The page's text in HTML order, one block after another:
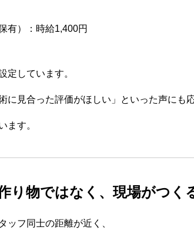
有）：時給1,400円
定しています。
に見合った評価がほしい」といった声にも
ます。
り物ではなく、現場がつく
ッフ同士の距離が近く、